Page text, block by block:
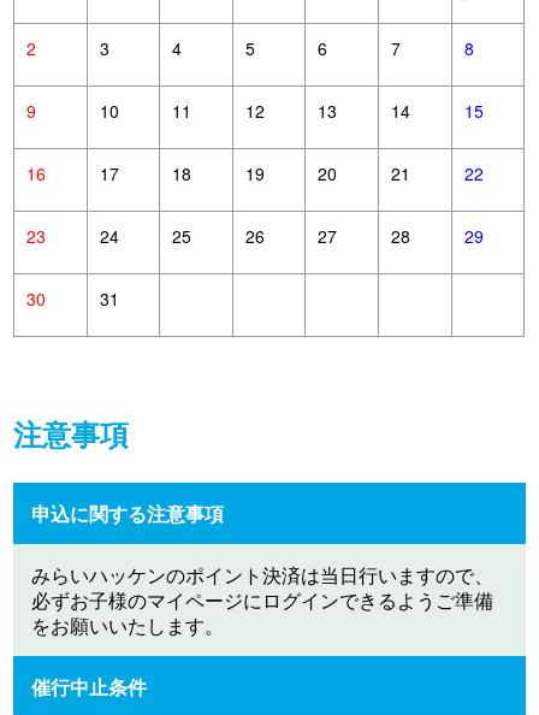
2 3 4 5 6 7 8
9 10 11 12 13 14 15
16 17 18 19 20 21 22
23 24 25 26 27 28 29
30 31
注意事項
申込に関する注意事項
みらいハッケンのポイント決済は当日行いますので、
必ずお子様のマイページにログインできるようご準備
をお願いいたします。
催行中止条件